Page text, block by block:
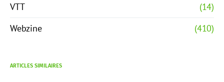
VTT
(14)
Webzine
(410)
ARTICLES SIMILAIRES